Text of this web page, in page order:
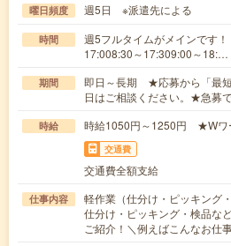
曜日頻度 週5日 ※派遣先による
時間
週5フルタイムがメインです
17:008:30～17:309:00～18:…
期間
即日～長期 ★応募から「最短
日はご相談ください。★急募
時給 時給1050円～1250円 ★Wワ
交通費
交通費全額支給
仕事内容
軽作業（仕分け・ピッキング
仕分け・ピッキング・検品な
ご紹介！＼例えばこんなお仕